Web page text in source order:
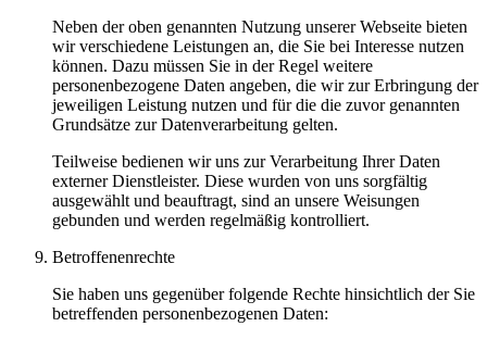
Neben der oben genannten Nutzung unserer Webseite bieten
wir verschiedene Leistungen an, die Sie bei Interesse nutzen
können. Dazu müssen Sie in der Regel weitere
personenbezogene Daten angeben, die wir zur Erbringung der
jeweiligen Leistung nutzen und für die die zuvor genannten
Grundsätze zur Datenverarbeitung gelten.
Teilweise bedienen wir uns zur Verarbeitung Ihrer Daten
externer Dienstleister. Diese wurden von uns sorgfältig
ausgewählt und beauftragt, sind an unsere Weisungen
gebunden und werden regelmäßig kontrolliert.
Betroffenenrechte
Sie haben uns gegenüber folgende Rechte hinsichtlich der Sie
betreffenden personenbezogenen Daten: